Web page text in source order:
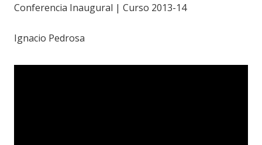
Conferencia Inaugural | Curso 2013-14
Ignacio Pedrosa